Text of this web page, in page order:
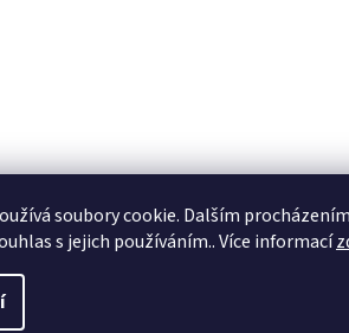
soubory cookie. Dalším
s jejich používáním.. Více informací